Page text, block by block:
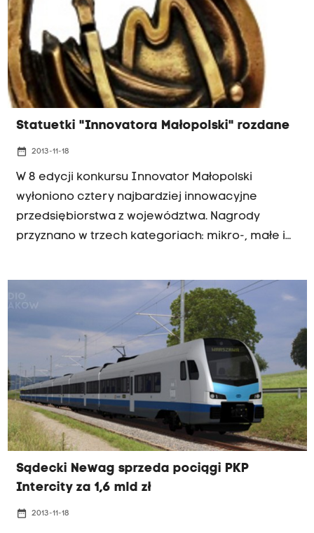
Statuetki "Innovatora Małopolski" rozdane
date_range 2013-11-18
W 8 edycji konkursu Innovator Małopolski
wyłoniono cztery najbardziej innowacyjne
przedsiębiorstwa z województwa. Nagrody
przyznano w trzech kategoriach: mikro-, małe i
Sądecki Newag sprzeda pociągi PKP
Intercity za 1,6 mld zł
date_range 2013-11-18